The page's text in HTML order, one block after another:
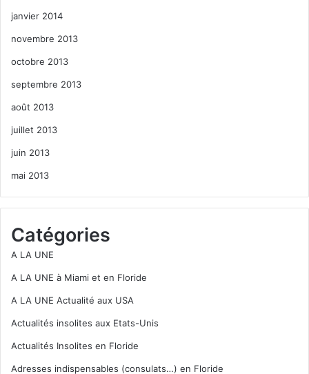
janvier 2014
novembre 2013
octobre 2013
septembre 2013
août 2013
juillet 2013
juin 2013
mai 2013
Catégories
A LA UNE
A LA UNE à Miami et en Floride
A LA UNE Actualité aux USA
Actualités insolites aux Etats-Unis
Actualités Insolites en Floride
Adresses indispensables (consulats…) en Floride